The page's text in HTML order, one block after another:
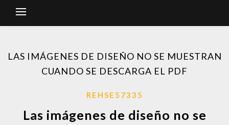
LAS IMÁGENES DE DISEÑO NO SE MUESTRAN
CUANDO SE DESCARGA EL PDF
REHSE57335
Las imágenes de diseño no se